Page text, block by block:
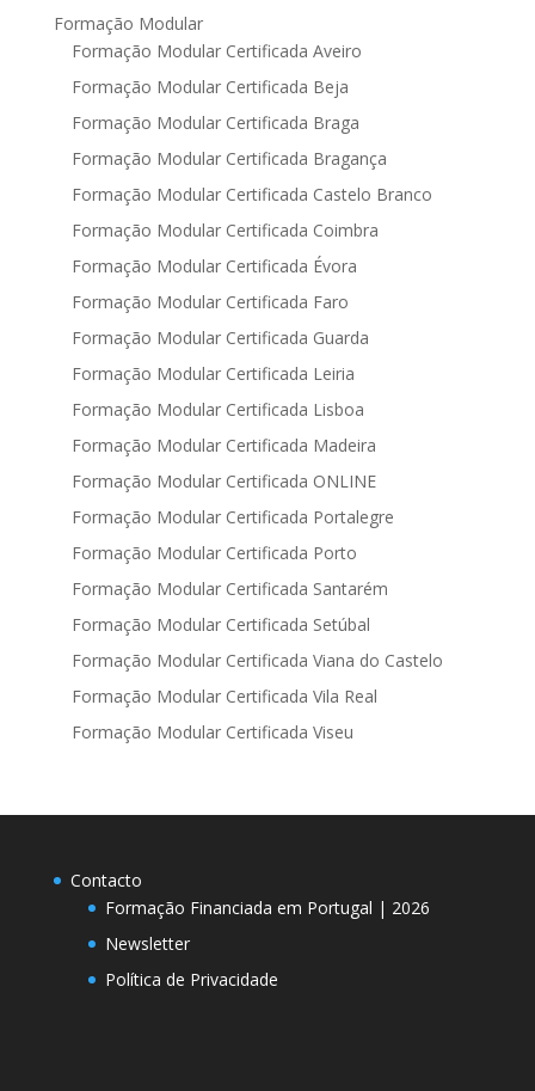
Formação Modular
Formação Modular Certificada Aveiro
Formação Modular Certificada Beja
Formação Modular Certificada Braga
Formação Modular Certificada Bragança
Formação Modular Certificada Castelo Branco
Formação Modular Certificada Coimbra
Formação Modular Certificada Évora
Formação Modular Certificada Faro
Formação Modular Certificada Guarda
Formação Modular Certificada Leiria
Formação Modular Certificada Lisboa
Formação Modular Certificada Madeira
Formação Modular Certificada ONLINE
Formação Modular Certificada Portalegre
Formação Modular Certificada Porto
Formação Modular Certificada Santarém
Formação Modular Certificada Setúbal
Formação Modular Certificada Viana do Castelo
Formação Modular Certificada Vila Real
Formação Modular Certificada Viseu
Contacto
Formação Financiada em Portugal | 2026
Newsletter
Política de Privacidade